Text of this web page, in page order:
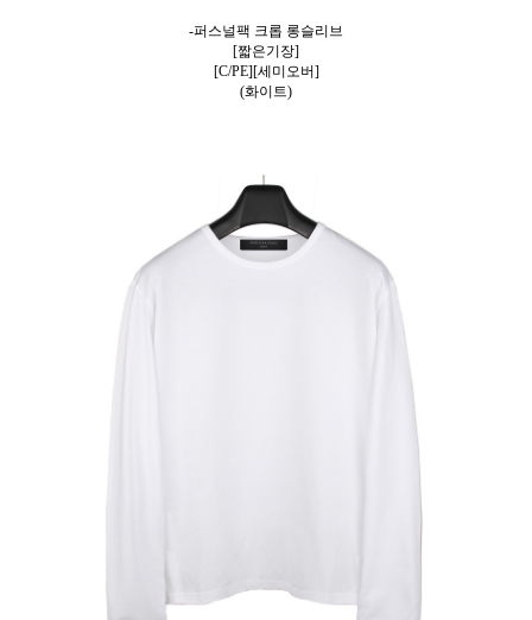
-퍼스널팩 크롭 롱슬리브
[짧은기장]
[C/PE][세미오버]
(화이트)